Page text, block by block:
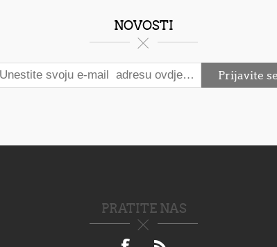
NOVOSTI
PRATITE NAS